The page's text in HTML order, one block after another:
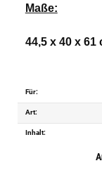
Maße:
44,5 x 40 x 61
Für:
Art:
Inhalt: